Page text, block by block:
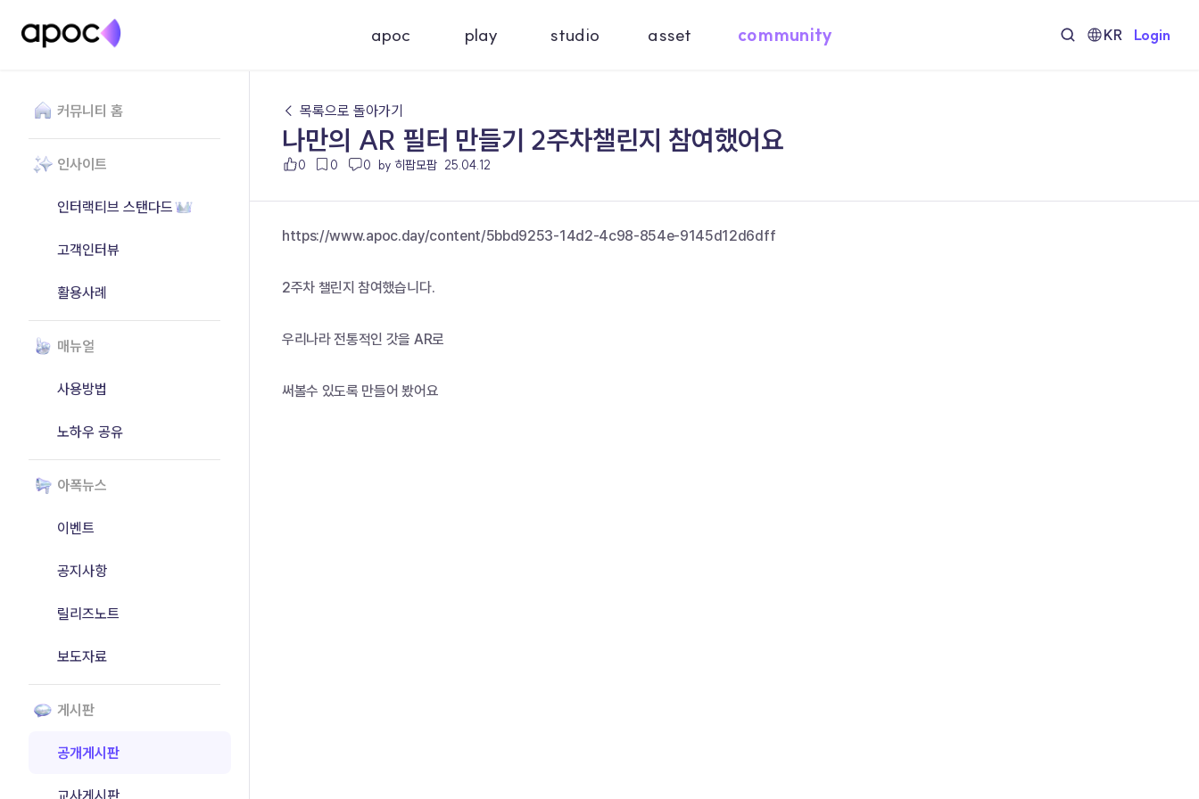
apoc play studio asset community KR Login
커뮤니티 홈
인사이트
인터랙티브 스탠다드
고객인터뷰
활용사례
매뉴얼
사용방법
노하우 공유
아폭뉴스
이벤트
공지사항
릴리즈노트
보도자료
게시판
공개게시판
교사게시판
← 목록으로 돌아가기
나만의 AR 필터 만들기 2주차챌린지 참여했어요
0 0 0 by 히팝모팝 25.04.12
https://www.apoc.day/content/5bbd9253-14d2-4c98-854e-9145d12d6dff
2주차 챌린지 참여했습니다.
우리나라 전통적인 갓을 AR로
써볼수 있도록 만들어 봤어요